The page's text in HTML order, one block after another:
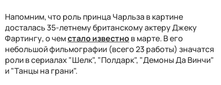
Напомним, что роль принца Чарльза в картине
досталась 35-летнему британскому актеру Джеку
Фартингу, о чемстало известнов марте. В его
небольшой фильмографии (всего 23 работы) значатся
роли в сериалах "Шелк", "Полдарк", "Демоны Да Винчи"
и "Танцы на грани".